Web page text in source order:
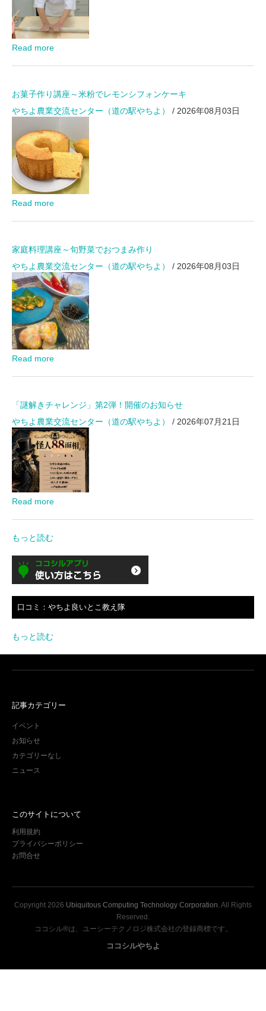
Read more
お菓子作り講座～米粉でレモンシフォンケーキ
やちよ農業交流センター（道の駅やちよ）
/ 2026年08月03日
Read more
家庭料理講座～旬野菜でおつまみ作り
やちよ農業交流センター（道の駅やちよ）
/ 2026年08月03日
Read more
「謎解きチャレンジ」第2弾！開催のお知らせ
やちよ農業交流センター（道の駅やちよ）
/ 2026年07月21日
Read more
もっと読む
口コミ：やちよ良いとこ教え隊
もっと読む
記事カテゴリー
イベント
お知らせ
カテゴリーなし
ニュース
このサイトについて
利用規約
プライバシーポリシー
お問合せ
Copyright 2026 Ubiquitous Computing Technology Corporation. All Rights
Reserved.
ココシル®は、ユーシーテクノロジ株式会社の登録商標です。
ココシルやちよ